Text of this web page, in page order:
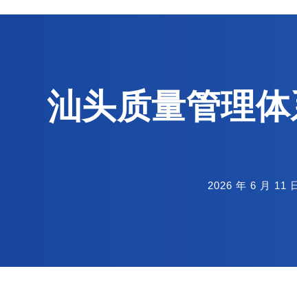
汕头质量管理
2026 年 6 月 11